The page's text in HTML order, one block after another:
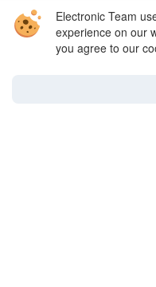
Avis et évaluations
Le Blog
Electronic Team
experience on our
you agree to our